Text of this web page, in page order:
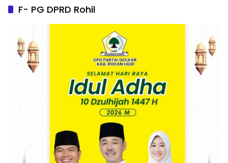
F- PG DPRD Rohil